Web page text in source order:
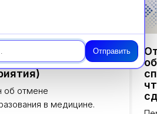
Отправить
в 2026 г.: Новый
подготовка
об отмене
в медицине.